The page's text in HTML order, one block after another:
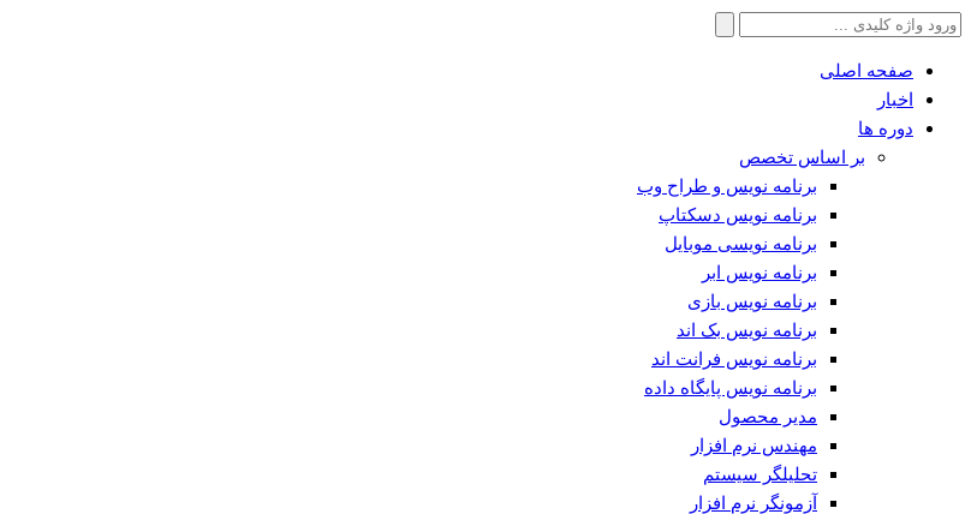
جستجو
صفحه اصلی
اخبار
دوره ها
بر اساس تخصص
برنامه نویس و طراح وب
برنامه نویس دسکتاپ
برنامه نویسی موبایل
برنامه نویس ابر
برنامه نویس بازی
برنامه نویس بک اند
برنامه نویس فرانت اند
برنامه نویس پایگاه داده
مدیر محصول
مهندس نرم افزار
تحلیلگر سیستم
آزمونگر نرم افزار